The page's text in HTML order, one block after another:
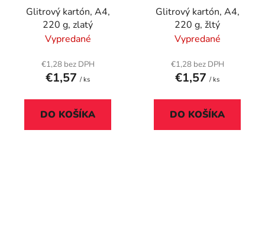
Glitrový kartón, A4,
220 g, zlatý
Vypredané
€1,28 bez DPH
€1,57 / ks
DO KOŠÍKA
Glitrový kartón, A4,
220 g, žltý
Vypredané
€1,28 bez DPH
€1,57 / ks
DO KOŠÍKA